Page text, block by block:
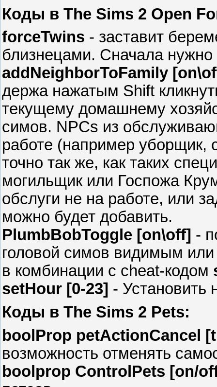
Коды в The Sims 2 Open
forceTwins - заставит
близнецами. Сначала
addNeighborToFamily
держа нажатым Shift
текущему домашнему
симов. NPCs из
работе (например уборщик,
точно так же, как таких
могильщик или Госпожа
обслуги не на работе, или
можно будет добавить.
PlumbBobToggle [on\off] -
головой симов видимым
в комбинации с cheat-кодом
setHour [0-23] - Установить
Коды в The Sims 2 Pets:
boolProp petActionCancel
возможность отменять
boolprop ControlPets [on/